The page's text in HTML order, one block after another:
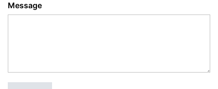
Message